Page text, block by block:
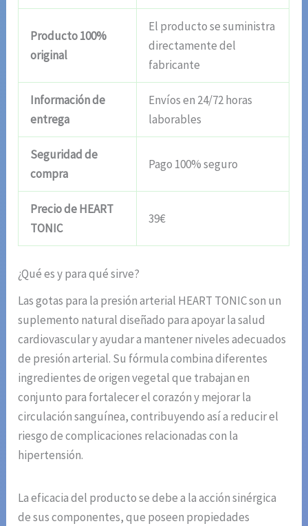
Producto 100%
original
El producto se suministra
directamente del
fabricante
Información de
entrega
Envíos en 24/72 horas
laborables
Seguridad de
compra
Pago 100% seguro
Precio de HEART
TONIC
39€
¿Qué es y para qué sirve?
Las gotas para la presión arterial HEART TONIC son un
suplemento natural diseñado para apoyar la salud
cardiovascular y ayudar a mantener niveles adecuados
de presión arterial. Su fórmula combina diferentes
ingredientes de origen vegetal que trabajan en
conjunto para fortalecer el corazón y mejorar la
circulación sanguínea, contribuyendo así a reducir el
riesgo de complicaciones relacionadas con la
hipertensión.
La eficacia del producto se debe a la acción sinérgica
de sus componentes, que poseen propiedades